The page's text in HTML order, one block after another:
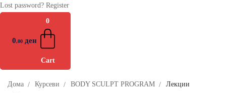
Lost password? Register
0,00 ден
0
Cart
Дома Курсеви BODY SCULPT PROGRAM
Лекции